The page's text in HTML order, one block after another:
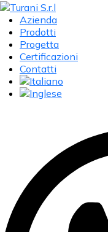
Azienda
Prodotti
Progetta
Certificazioni
Contatti